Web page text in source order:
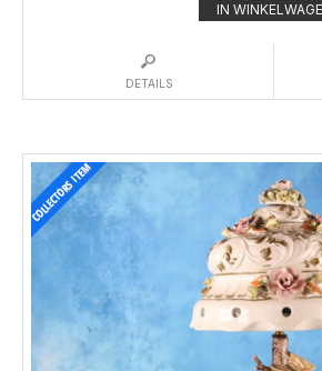
IN
DETAILS